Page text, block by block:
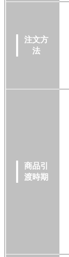
注文方
法
商品引
渡時期